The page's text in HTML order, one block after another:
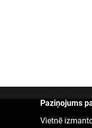
Paziņojums
Vietnē
Sazinies ar mums